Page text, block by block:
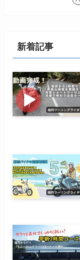
新着記事